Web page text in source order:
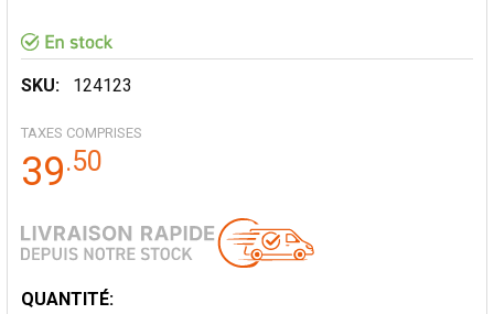
SKU: 124123
TAXES COMPRISES
39.50
STOCK
QUANTITÉ: